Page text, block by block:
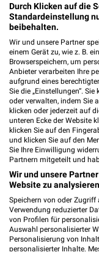
03044
Heute
102,91
RENO
Berliner
03130
Heute
124,51
RENO
01979
Durch Klicken auf die
Standardeinstellung
beibehalten.
Wir und unsere Partner
einem Gerät zu, wie z. B.
Browserspeichern, um
Anbieter verarbeiten Ihre
aufgrund eines
Sie die „Einstellungen“.
oder verwalten, indem Sie
klicken oder jederzeit auf
unteren Ecke der Website
klicken Sie auf den
und klicken Sie auf den
Sie Ihre Einwilligung
Partnern mitgeteilt und
Wir und unsere
Website zu
Speichern von oder
Verwendung reduzierter
von Profilen für
Auswahl personalisierter
Personalisierung von
personalisierter Inhalte.